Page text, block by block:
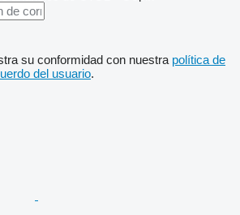
su conformidad con nuestra política de
del usuario.